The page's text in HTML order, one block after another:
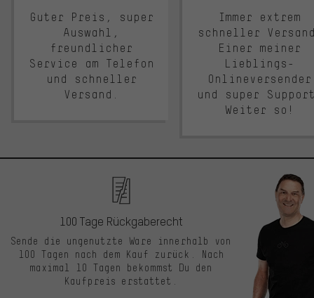
Guter Preis, super
Auswahl,
freundlicher
Service am Telefon
und schneller
Versand.
Immer extrem
schneller
Einer meiner
Lieblings-
Onlineversender
und super
Weiter so!
100 Tage Rückgaberecht
Sende die ungenutzte Ware innerhalb von
100 Tagen nach dem Kauf zurück. Nach
maximal 10 Tagen bekommst Du den
Kaufpreis erstattet.